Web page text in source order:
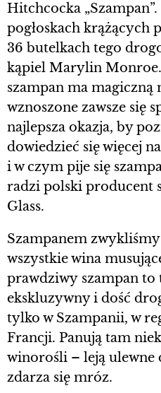
Hitchcocka
pogłoskach krążących
36 butelkach tego
kąpiel Marylin
szampan ma magiczną
wznoszone zawsze się
najlepsza okazja, by
dowiedzieć się więcej
i w czym pije się
radzi polski producent
Glass.
Szampanem
wszystkie wina
prawdziwy szampan to
ekskluzywny i dość
tylko w Szampanii, w
Francji. Panują tam
winorośli – leją ulewne
zdarza się mróz.